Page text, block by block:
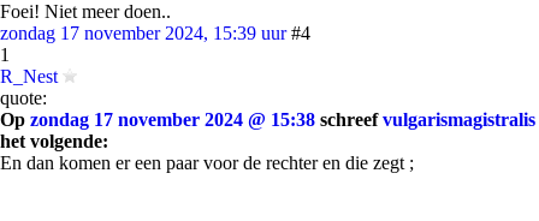
Foei! Niet meer doen..
zondag 17 november 2024, 15:39 uur #4
1
R_Nest
quote:
Op zondag 17 november 2024 @ 15:38 schreefvulgarismagistralis
het volgende:
En dan komen er een paar voor de rechter en die zegt ;